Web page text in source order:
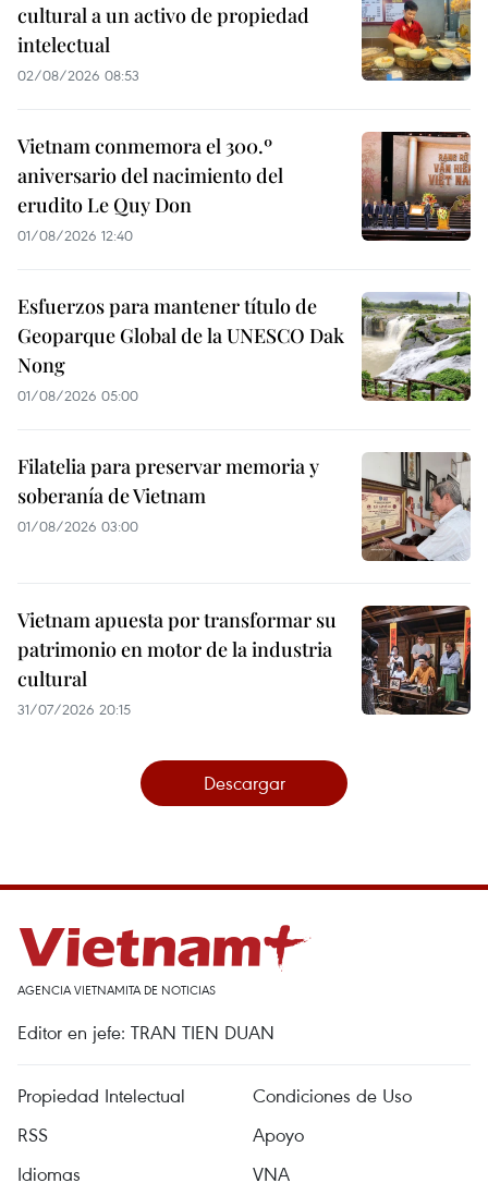
cultural a un activo de propiedad
intelectual
02/08/2026 08:53
Vietnam conmemora el 300.º
aniversario del nacimiento del
erudito Le Quy Don
01/08/2026 12:40
Esfuerzos para mantener título de
Geoparque Global de la UNESCO Dak
Nong
01/08/2026 05:00
Filatelia para preservar memoria y
soberanía de Vietnam
01/08/2026 03:00
Vietnam apuesta por transformar su
patrimonio en motor de la industria
cultural
31/07/2026 20:15
Descargar
AGENCIA VIETNAMITA DE NOTICIAS
Editor en jefe: TRAN TIEN DUAN
Propiedad Intelectual
Condiciones de Uso
RSS
Apoyo
Idiomas
VNA